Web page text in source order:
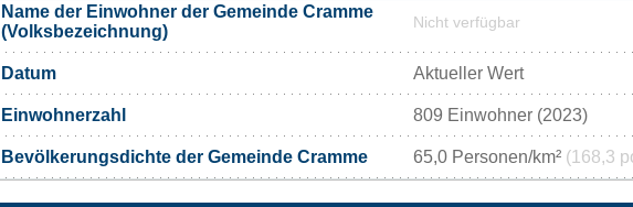
Name der Einwohner der Gemeinde Cramme
(Volksbezeichnung)
Nicht verfügbar
Datum Aktueller Wert
Einwohnerzahl 809 Einwohner (2023)
Bevölkerungsdichte der Gemeinde Cramme 65,0 Personen/km² (168,3